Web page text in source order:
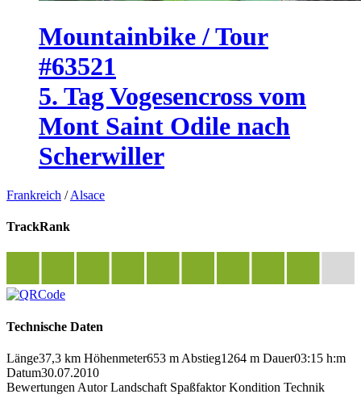
Mountainbike / Tour
#63521
5. Tag Vogesencross vom
Mont Saint Odile nach
Scherwiller
Frankreich /Alsace
TrackRank
Technische Daten
Länge37,3 km Höhenmeter653 m Abstieg1264 m Dauer03:15 h:m
Datum30.07.2010
Bewertungen Autor Landschaft Spaßfaktor Kondition Technik